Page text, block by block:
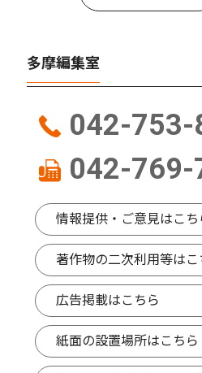
4
多摩編集室
042-753-
042-769-
情報提供・ご意見はこち
著作物の二次利用等はこ
広告掲載はこちら
紙面の設置場所はこちら